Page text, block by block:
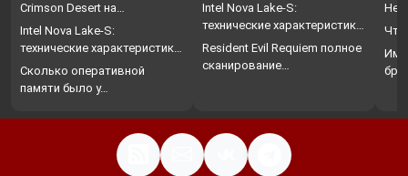
Crimson Desert на…
Intel Nova Lake-S:
технические характеристики,
…
Сколько оперативной
памяти было у…
Intel Nova Lake-S:
технические характеристики,
…
Resident Evil Requiem полное
сканирование…
Что